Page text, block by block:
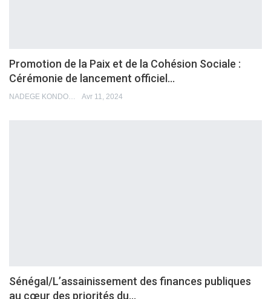
Promotion de la Paix et de la Cohésion Sociale :
Cérémonie de lancement officiel…
NADEGE KONDO Avr 11, 2024
Sénégal/L’assainissement des finances publiques
au cœur des priorités du…